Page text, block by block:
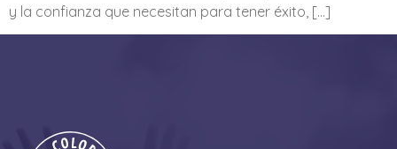
y la confianza que necesitan para tener éxito, […]